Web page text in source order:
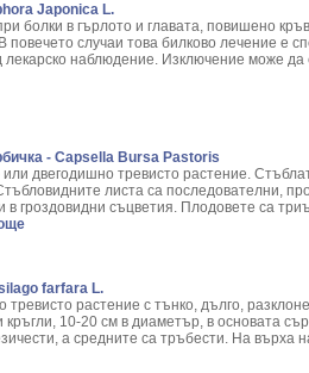
Japonica L.
болки в гърлото и главата, повишено
повечето случаи това билково лечение е
наблюдение. Изключение може
- Capsella Bursa Pastoris
двегодишно тревисто растение.
листа са последователни,
в гроздовидни съцветия. Плодовете са
farfara L.
тревисто растение с тънко, дълго,
кръгли, 10-20 см в диаметър, в основата
а средните са тръбести. На върха